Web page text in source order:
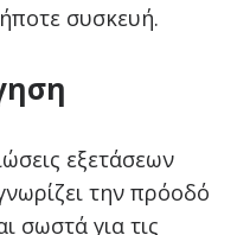
συσκευή.
εξετάσεων
την πρόοδό
σωστά για τις